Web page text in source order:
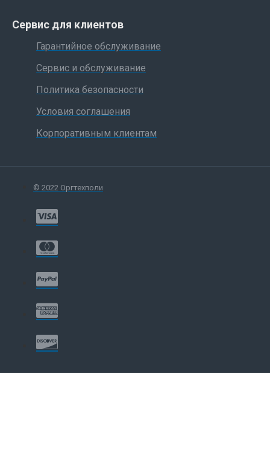
Сервис для клиентов
Гарантийное обслуживание
Сервис и обслуживание
Политика безопасности
Условия соглашения
Корпоративным клиентам
© 2022 Оргтехполи